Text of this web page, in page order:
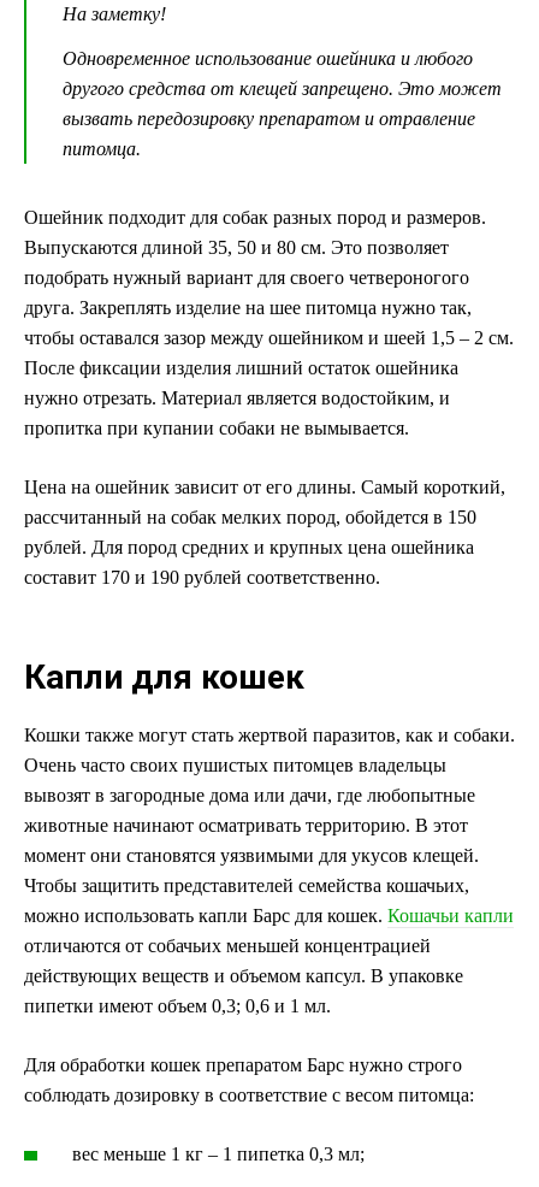
На заметку!
Одновременное использование ошейника и любого
другого средства от клещей запрещено. Это может
вызвать передозировку препаратом и отравление
питомца.
Ошейник подходит для собак разных пород и размеров.
Выпускаются длиной 35, 50 и 80 см. Это позволяет
подобрать нужный вариант для своего четвероногого
друга. Закреплять изделие на шее питомца нужно так,
чтобы оставался зазор между ошейником и шеей 1,5 – 2 см.
После фиксации изделия лишний остаток ошейника
нужно отрезать. Материал является водостойким, и
пропитка при купании собаки не вымывается.
Цена на ошейник зависит от его длины. Самый короткий,
рассчитанный на собак мелких пород, обойдется в 150
рублей. Для пород средних и крупных цена ошейника
составит 170 и 190 рублей соответственно.
Капли для кошек
Кошки также могут стать жертвой паразитов, как и собаки.
Очень часто своих пушистых питомцев владельцы
вывозят в загородные дома или дачи, где любопытные
животные начинают осматривать территорию. В этот
момент они становятся уязвимыми для укусов клещей.
Чтобы защитить представителей семейства кошачьих,
можно использовать капли Барс для кошек. Кошачьи капли
отличаются от собачьих меньшей концентрацией
действующих веществ и объемом капсул. В упаковке
пипетки имеют объем 0,3; 0,6 и 1 мл.
Для обработки кошек препаратом Барс нужно строго
соблюдать дозировку в соответствие с весом питомца:
вес меньше 1 кг – 1 пипетка 0,3 мл;